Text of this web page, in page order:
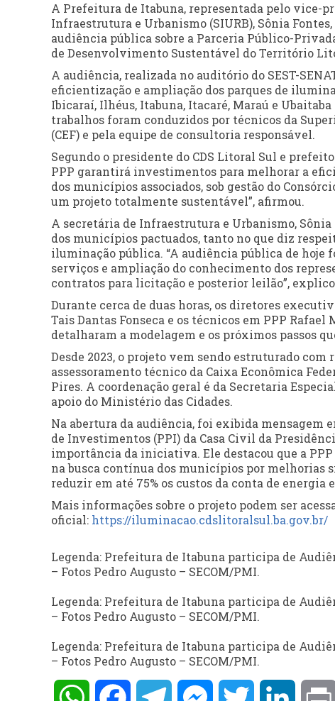
A Prefeitura de Itabuna, representada pelo vice-
Infraestrutura e Urbanismo (SIURB), Sônia
audiência pública sobre a Parceria Público-
de Desenvolvimento Sustentável do Território
A audiência, realizada no auditório do SEST-
eficientização e ampliação dos parques de
Ibicaraí, Ilhéus, Itabuna, Itacaré, Maraú e
trabalhos foram conduzidos por técnicos da
(CEF) e pela equipe de consultoria responsável.
Segundo o presidente do CDS Litoral Sul e
PPP garantirá investimentos para melhorar a
dos municípios associados, sob gestão do
um projeto totalmente sustentável”, afirmou.
A secretária de Infraestrutura e Urbanismo, Sônia
dos municípios pactuados, tanto no que diz
iluminação pública. “A audiência pública de hoje
serviços e ampliação do conhecimento dos
contratos para licitação e posterior leilão”,
Durante cerca de duas horas, os diretores
Tais Dantas Fonseca e os técnicos em PPP
detalharam a modelagem e os próximos passos
Desde 2023, o projeto vem sendo estruturado com
assessoramento técnico da Caixa Econômica
Pires. A coordenação geral é da Secretaria
apoio do Ministério das Cidades.
Na abertura da audiência, foi exibida mensagem
de Investimentos (PPI) da Casa Civil da
importância da iniciativa. Ele destacou que a
na busca contínua dos municípios por melhorias
reduzir em até 75% os custos da conta de
Mais informações sobre o projeto podem ser
oficial: https://iluminacao.cdslitoralsul.ba.gov.br/
Legenda: Prefeitura de Itabuna participa de
– Fotos Pedro Augusto – SECOM/PMI.
Legenda: Prefeitura de Itabuna participa de
– Fotos Pedro Augusto – SECOM/PMI.
Legenda: Prefeitura de Itabuna participa de
– Fotos Pedro Augusto – SECOM/PMI.
WhatsAppFacebookTelegramMessengerTwitter